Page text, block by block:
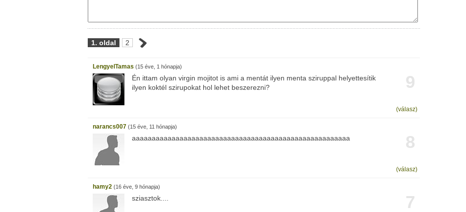
1. oldal 2
LengyelTamas (15 éve, 1 hónapja)
9
Én ittam olyan virgin mojitot is ami a mentát ilyen menta sziruppal helyettesítik
ilyen koktél szirupokat hol lehet beszerezni?
(válasz)
narancs007 (15 éve, 11 hónapja)
8
aaaaaaaaaaaaaaaaaaaaaaaaaaaaaaaaaaaaaaaaaaaaaaaaaaaaaaa
(válasz)
hamy2 (16 éve, 9 hónapja)
7
sziasztok....